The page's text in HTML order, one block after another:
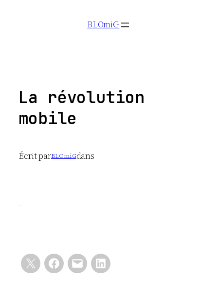
BLOmiG
La révolution
mobile
Écrit parBLOmiGdans